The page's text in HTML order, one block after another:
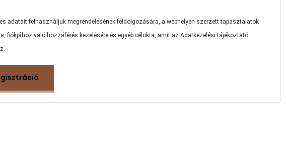
adatait felhasználjuk megrendelésének feldolgozására, a webhelyen szerzett tapasztalatok
fiókjához való hozzáférés kezelésére és egyéb célokra, amit azAdatkezelési tájékoztató